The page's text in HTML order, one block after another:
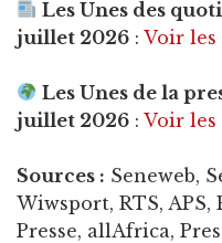
Les Unes des
juillet 2026 : Voir les
Les Unes de la
juillet 2026 : Voir les
Sources : Seneweb,
Wiwsport, RTS,
Presse, allAfrica,